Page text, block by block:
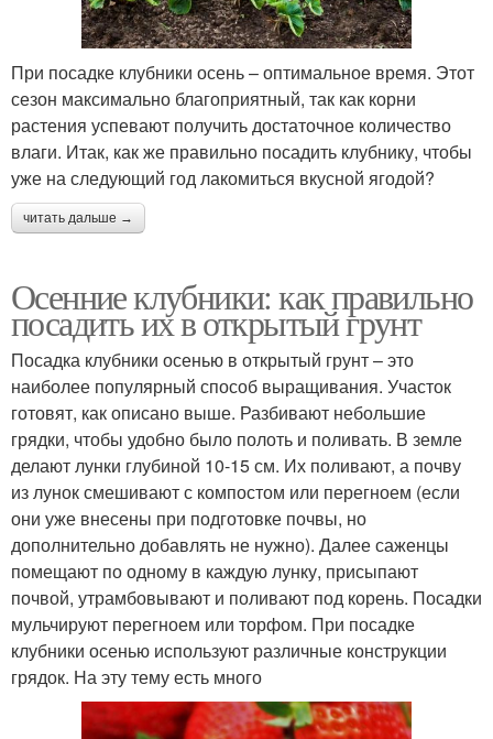
При посадке клубники осень – оптимальное время. Этот
сезон максимально благоприятный, так как корни
растения успевают получить достаточное количество
влаги. Итак, как же правильно посадить клубнику, чтобы
уже на следующий год лакомиться вкусной ягодой?
читать дальше →
Осенние клубники: как правильно
посадить их в открытый грунт
Посадка клубники осенью в открытый грунт – это
наиболее популярный способ выращивания. Участок
готовят, как описано выше. Разбивают небольшие
грядки, чтобы удобно было полоть и поливать. В земле
делают лунки глубиной 10-15 см. Их поливают, а почву
из лунок смешивают с компостом или перегноем (если
они уже внесены при подготовке почвы, но
дополнительно добавлять не нужно). Далее саженцы
помещают по одному в каждую лунку, присыпают
почвой, утрамбовывают и поливают под корень. Посадки
мульчируют перегноем или торфом. При посадке
клубники осенью используют различные конструкции
грядок. На эту тему есть много